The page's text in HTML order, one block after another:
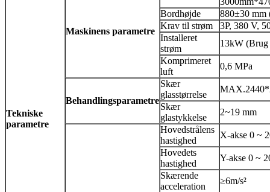
Tekniske
parametre
Maskinens parametre
Bordhøjde
880±30 mm
Krav til strøm
3P, 380 V,
Installeret
strøm
13kW
Komprimeret
luft
0,6 MPa
Behandlingsparametre
Skær
glasstørrelse
Skær
glastykkelse
2~19 mm
Hovedstrålens
hastighed
X-akse 0 ~
Hovedets
hastighed
Y-akse 0 ~
Skærende
acceleration
≥6m/s²